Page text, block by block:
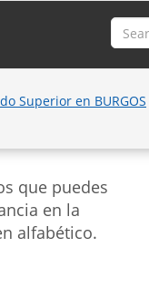
Superior en BURGOS
que puedes
en la
alfabético.